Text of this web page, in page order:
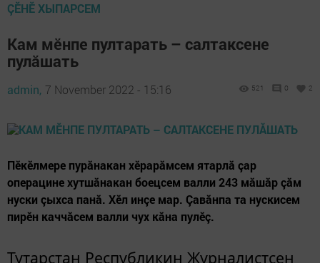
ÇӖНӖ ХЫПАРСЕМ
Кам мӗнпе пултарать – салтаксене
пулăшать
admin, 7 November 2022 - 15:16 521 0 2
Пӗкӗлмере пурăнакан хӗрарăмсем ятарлă çар
операцине хутшăнакан боецсем валли 243 мăшăр çăм
нуски çыхса панă. Хӗл инçе мар. Çавăнпа та нускисем
пирӗн каччăсем валли чух кăна пулӗç.
Тутарстан Республикин Журналистсен